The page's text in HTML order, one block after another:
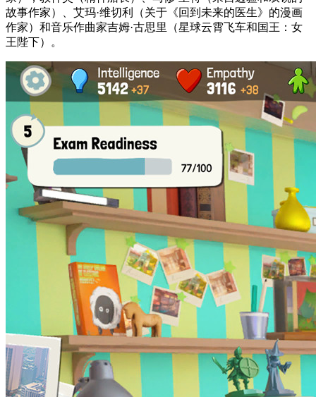
故事作家）、艾玛·维切利（关于《回到未来的医生》的漫画
作家）和音乐作曲家吉姆·古思里（星球云霄飞车和国王：女
王陛下）。